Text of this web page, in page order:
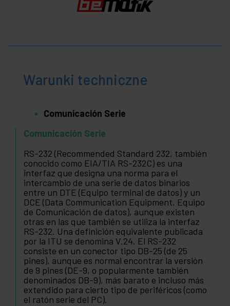
Warunki techniczne
Comunicación Serie
Comunicación Serie
RS-232 (Recommended Standard 232, también
conocido como EIA/TIA RS-232C) es una
interfaz que designa una norma para el
intercambio de una serie de datos binarios
entre un DTE (Equipo terminal de datos) y un
DCE (Data Communication Equipment, Equipo
de Comunicación de datos), aunque existen
otras en las que también se utiliza la interfaz
RS-232. Una definición equivalente publicada
por la ITU se denomina V.24. El RS-232
consiste en un conector tipo DB-25 (de 25
pines), aunque es normal encontrar la versión
de 9 pines (DE-9, o popularmente también
denominados DB-9), más barato e incluso más
extendido para cierto tipo de periféricos (como
el ratón serie del PC).